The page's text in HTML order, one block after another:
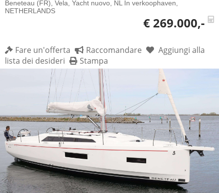
commerciale
Aste
Servizio
Attrezzatura
per
la
barca
Finanziamento
Beneteau (FR), Vela, Yacht nuovo, NL In verkoophaven,
NETHERLANDS
€ 269.000,-
Fare un'offerta Raccomandare
Aggiungi alla
lista dei desideri
Stampa